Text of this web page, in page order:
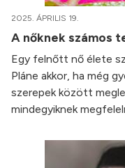
2025. ÁPRILIS 19.
A nőknek számos
Egy felnőtt nő élete
Pláne akkor, ha még
szerepek között
mindegyiknek